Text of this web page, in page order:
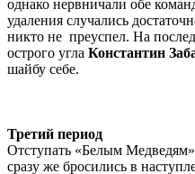
однако нервничали обе
удаления случались
никто не преуспел. На
острого угла Константин
шайбу себе.
Третий период
Отступать «Белым
сразу же бросились в